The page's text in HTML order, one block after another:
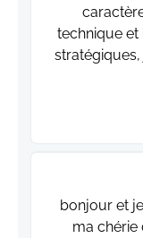
technique et
stratégiques,
bonjour et
ma chérie